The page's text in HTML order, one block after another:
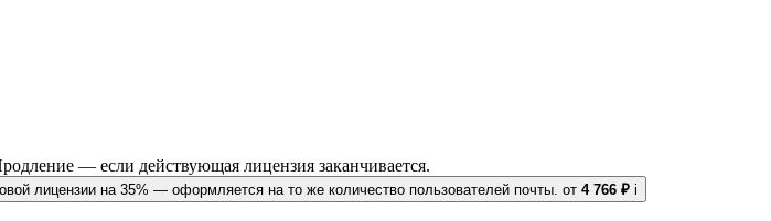
— если действующая лицензия заканчивается.
лицензии на 35% — оформляется на то же количество пользователей почты. от 4 766 ₽ i